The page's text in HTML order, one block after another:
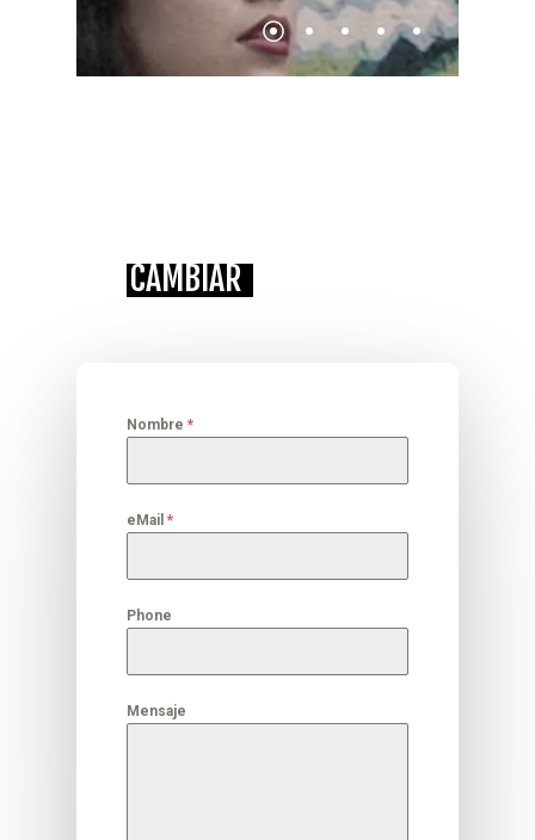
CAMBIARTU EMPRESA
Nombre *
eMail *
Phone
Mensaje